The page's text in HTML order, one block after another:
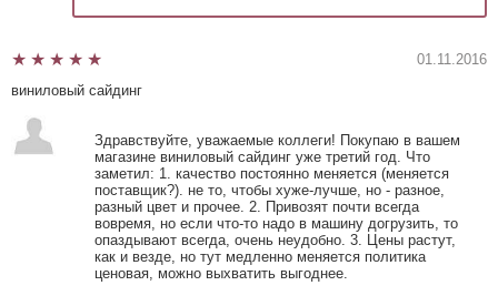
виниловый сайдинг
01.11.2016
Здравствуйте, уважаемые коллеги! Покупаю в вашем
магазине виниловый сайдинг уже третий год. Что
заметил: 1. качество постоянно меняется (меняется
поставщик?). не то, чтобы хуже-лучше, но - разное,
разный цвет и прочее. 2. Привозят почти всегда
вовремя, но если что-то надо в машину догрузить, то
опаздывают всегда, очень неудобно. 3. Цены растут,
как и везде, но тут медленно меняется политика
ценовая, можно выхватить выгоднее.